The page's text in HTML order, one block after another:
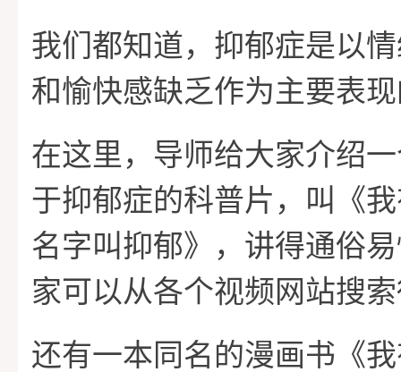
我们都知道，抑郁症是以
和愉快感缺乏作为主要表
在这里，导师给大家介绍
于抑郁症的科普片，叫《
名字叫抑郁》，讲得通俗
家可以从各个视频网站搜
还有一本同名的漫画书《